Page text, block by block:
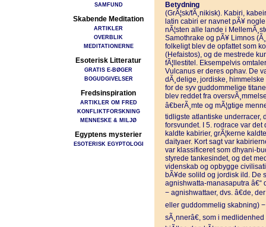
SAMFUND
Skabende Meditation
ARTIKLER
OVERBLIK
MEDITATIONERNE
Esoterisk Litteratur
GRATIS E-BØGER
BOGUDGIVELSER
Fredsinspiration
ARTIKLER OM FRED
KONFLIKTFORSKNING
MENNESKE & MILJØ
Egyptens mysterier
ESOTERISK EGYPTOLOGI
Betydning
(GrÃ¦sk/fÃ¸nikisk). Kabiri,
latin cabiri er navnet pÃ¥
nÃ¦sten alle lande i
Samothrake og pÃ¥ Limnos
folkeligt blev de opfattet som
(Hefaistos), og de mestrede
fÃ¦llestitel. Eksempelvis
Vulcanus er deres ophav. De
dÃ¸delige, jordiske,
for de syv guddommelige
blev reddet fra
â€berÃ¸mte og mÃ¦gtige
tidligste atlantiske underracer,
forsvundet. I 5. rodrace var det
kaldte kabirier, grÃ¦kerne
daityaer. Kort sagt var
var klassificeret som dhyani-
styrede tankesindet, og det
videnskab og opbygge
bÃ¥de solild og jordisk ild. De
agnishwatta-manasaputra â€“
− agnishwattaer, dvs. â€de,
eller guddommelig skabning)
sÃ¸nnerâ€, som i